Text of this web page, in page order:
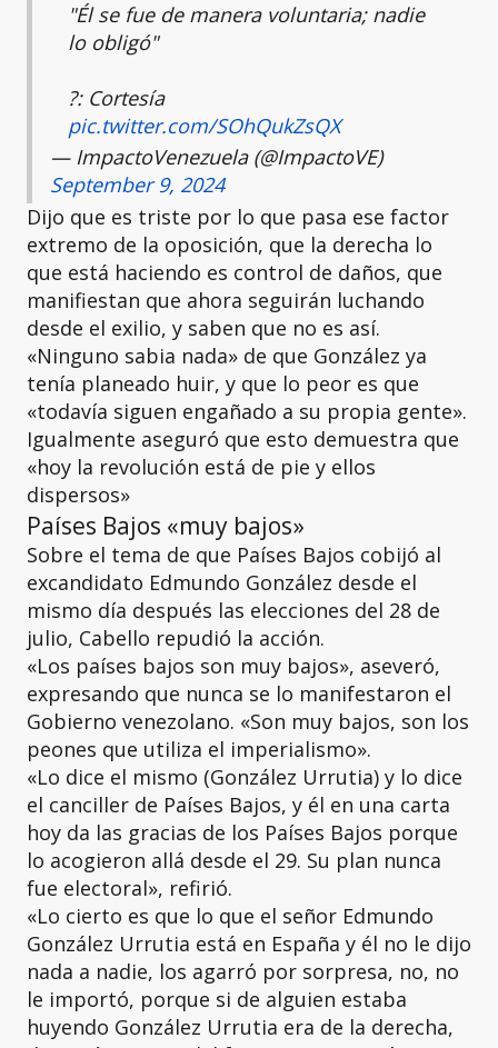
"Él se fue de manera voluntaria; nadie
lo obligó"
?: Cortesía
pic.twitter.com/SOhQukZsQX
— ImpactoVenezuela (@ImpactoVE)
September 9, 2024
Dijo que es triste por lo que pasa ese factor
extremo de la oposición, que la derecha lo
que está haciendo es control de daños, que
manifiestan que ahora seguirán luchando
desde el exilio, y saben que no es así.
«Ninguno sabia nada» de que González ya
tenía planeado huir, y que lo peor es que
«todavía siguen engañado a su propia gente».
Igualmente aseguró que esto demuestra que
«hoy la revolución está de pie y ellos
dispersos»
Países Bajos «muy bajos»
Sobre el tema de que Países Bajos cobijó al
excandidato Edmundo González desde el
mismo día después las elecciones del 28 de
julio, Cabello repudió la acción.
«Los países bajos son muy bajos», aseveró,
expresando que nunca se lo manifestaron el
Gobierno venezolano. «Son muy bajos, son los
peones que utiliza el imperialismo».
«Lo dice el mismo (González Urrutia) y lo dice
el canciller de Países Bajos, y él en una carta
hoy da las gracias de los Países Bajos porque
lo acogieron allá desde el 29. Su plan nunca
fue electoral», refirió.
«Lo cierto es que lo que el señor Edmundo
González Urrutia está en España y él no le dijo
nada a nadie, los agarró por sorpresa, no, no
le importó, porque si de alguien estaba
huyendo González Urrutia era de la derecha,